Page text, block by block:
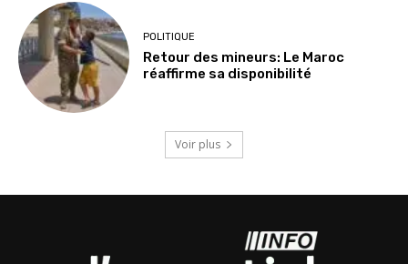
POLITIQUE
Retour des mineurs: Le Maroc
réaffirme sa disponibilité
Voir plus